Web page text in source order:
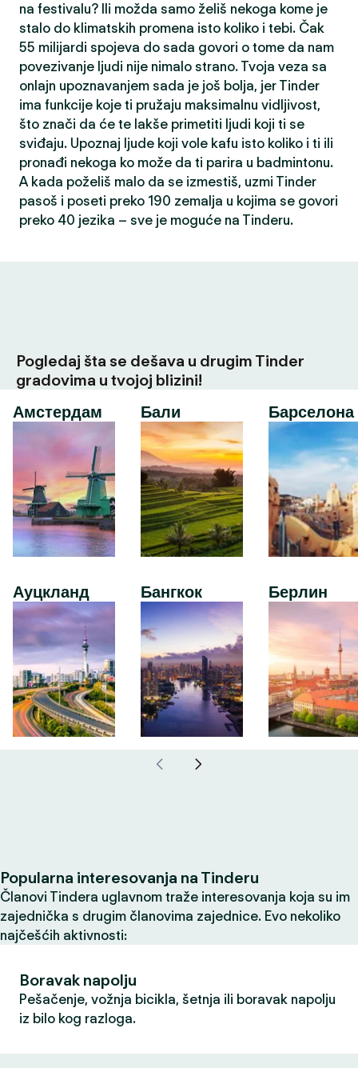
na festivalu? Ili možda samo želiš nekoga kome je
stalo do klimatskih promena isto koliko i tebi. Čak
55 milijardi spojeva do sada govori o tome da nam
povezivanje ljudi nije nimalo strano. Tvoja veza sa
onlajn upoznavanjem sada je još bolja, jer Tinder
ima funkcije koje ti pružaju maksimalnu vidljivost,
što znači da će te lakše primetiti ljudi koji ti se
sviđaju. Upoznaj ljude koji vole kafu isto koliko i ti ili
pronađi nekoga ko može da ti parira u badmintonu.
A kada poželiš malo da se izmestiš, uzmi Tinder
pasoš i poseti preko 190 zemalja u kojima se govori
preko 40 jezika – sve je moguće na Tinderu.
Pogledaj šta se dešava u drugim Tinder
gradovima u tvojoj blizini!
Амстердам
Ауцкланд
Бали
Бангкок
Барселона
Берлин
Popularna interesovanja na Tinderu
Članovi Tindera uglavnom traže interesovanja koja su im
zajednička s drugim članovima zajednice. Evo nekoliko
najčešćih aktivnosti:
Boravak napolju
Pešačenje, vožnja bicikla, šetnja ili boravak napolju
iz bilo kog razloga.